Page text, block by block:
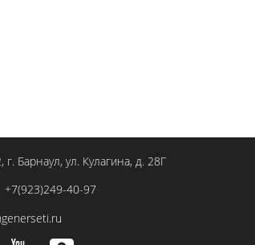
, г. Барнаул, ул. Кулагина, д. 28Г
+7(923)249-40-97